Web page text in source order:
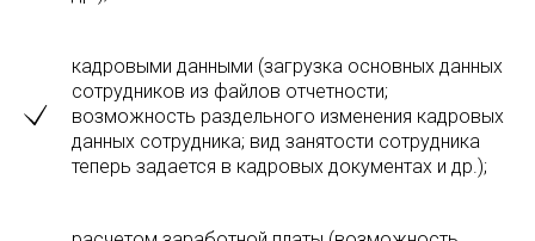
кадровыми данными (загрузка основных данных
сотрудников из файлов отчетности;
возможность раздельного изменения кадровых
данных сотрудника; вид занятости сотрудника
теперь задается в кадровых документах и др.);